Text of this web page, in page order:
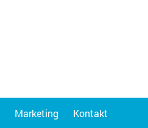
Marketing Kontakt